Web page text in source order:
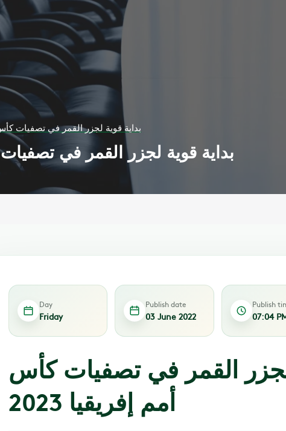
بداية قوية لجزر القمر في تصفيات كأس
بداية قوية لجزر القمر في تصفيات
Day
Friday
Publish date
03 June 2022
Publish
07:04
لجزر القمر في تصفيات كأس
أمم إفريقيا 2023